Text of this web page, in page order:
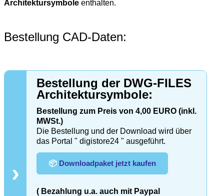
Architektursymbole enthalten.
Bestellung CAD-Daten:
›
Bestellung der DWG-FILES
Architektursymbole:
Bestellung zum Preis von 4,00 EURO (inkl.
MWSt.)
Die Bestellung und der Download wird über
das Portal " digistore24 " ausgeführt.
📦 Downloadpaket jetzt kaufen
( Bezahlung u.a. auch mit Paypal